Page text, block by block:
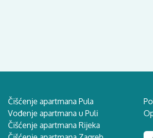
Čišćenje apartmana Pula
Vođenje apartmana u Puli
Čišćenje apartmana Rijeka